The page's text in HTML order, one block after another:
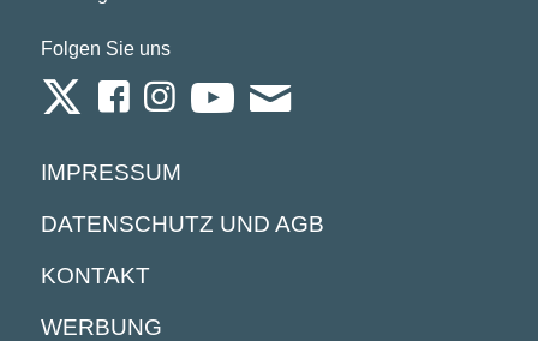
Folgen Sie uns
IMPRESSUM
DATENSCHUTZ UND AGB
KONTAKT
WERBUNG